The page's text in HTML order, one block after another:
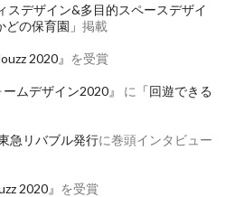
スデザイン&多目的スペースデザイ
どの保育園」 掲載
2020』 を受賞
ームデザイン2020』 に 「回遊できる
急リバブル発行に巻頭インタビュー
2020』 を受賞